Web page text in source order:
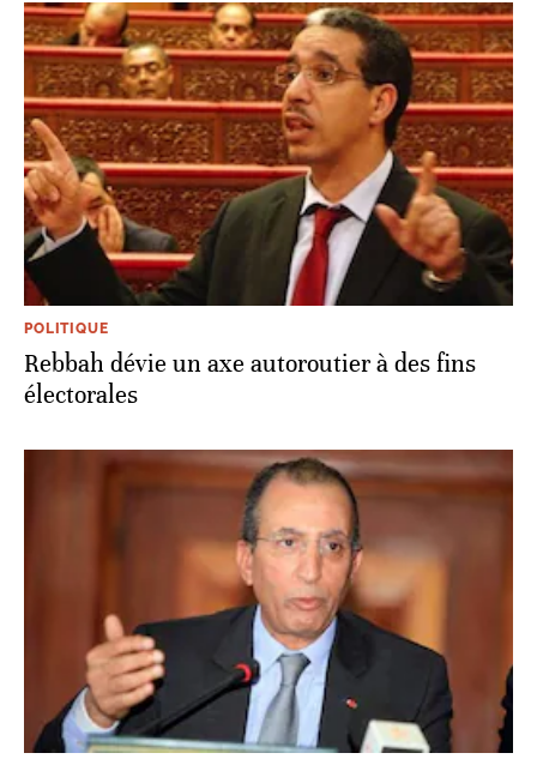
POLITIQUE
Rebbah dévie un axe autoroutier à des fins
électorales